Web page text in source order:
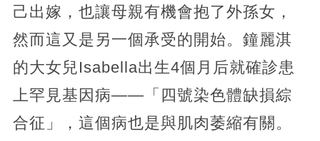
己出嫁，也讓母親有機會抱了外孫女，
然而這又是另一個承受的開始。鐘麗淇
的大女兒Isabella出生4個月后就確診患
上罕見基因病——「四號染色體缺損綜
合征」，這個病也是與肌肉萎縮有關。